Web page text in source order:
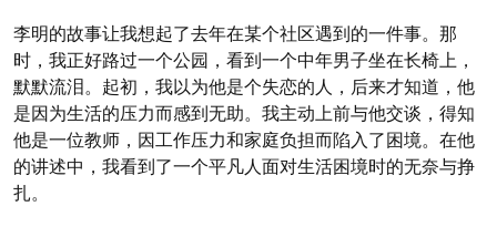
李明的故事让我想起了去年在某个社区遇到的一件事。那
时，我正好路过一个公园，看到一个中年男子坐在长椅上，
默默流泪。起初，我以为他是个失恋的人，后来才知道，他
是因为生活的压力而感到无助。我主动上前与他交谈，得知
他是一位教师，因工作压力和家庭负担而陷入了困境。在他
的讲述中，我看到了一个平凡人面对生活困境时的无奈与挣
扎。